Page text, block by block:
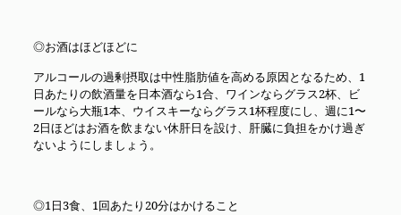
◎お酒はほどほどに
アルコールの過剰摂取は中性脂肪値を高める原因となるため、1
日あたりの飲酒量を日本酒なら1合、ワインならグラス2杯、ビ
ールなら大瓶1本、ウイスキーならグラス1杯程度にし、週に1〜
2日ほどはお酒を飲まない休肝日を設け、肝臓に負担をかけ過ぎ
ないようにしましょう。
◎1日3食、1回あたり20分はかけること